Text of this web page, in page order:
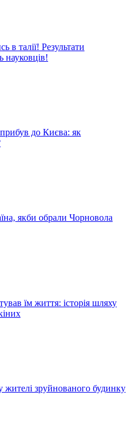
в талії! Результати
науковців!
до Києва: як
якби обрали Чорновола
їм життя: історія шляху
зруйнованого будинку